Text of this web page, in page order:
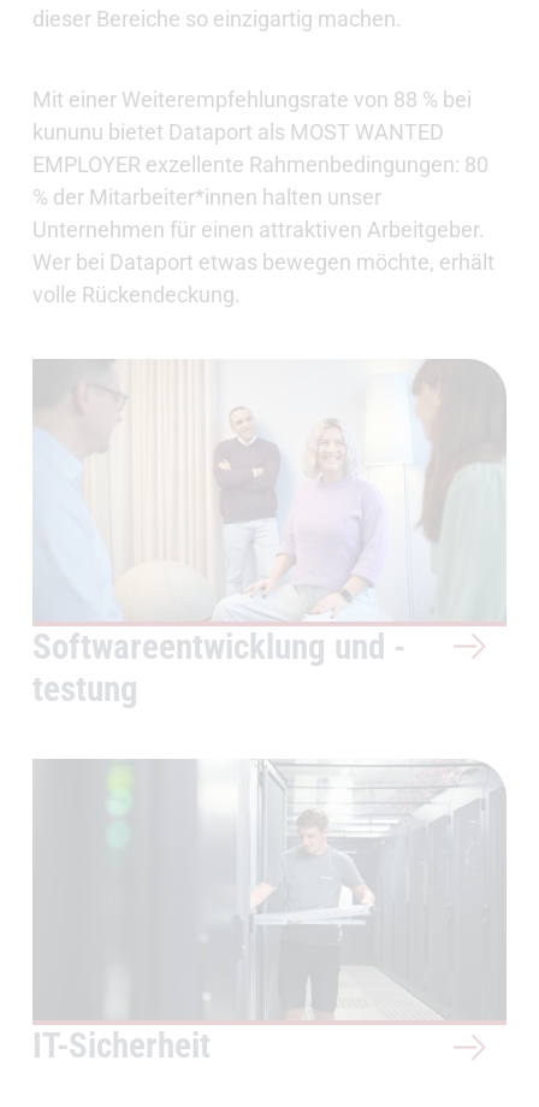
dieser Bereiche so einzigartig machen.
Mit einer Weiterempfehlungsrate von 88 % bei
kununu bietet Dataport als MOST WANTED
EMPLOYER exzellente Rahmenbedingungen: 80
% der Mitarbeiter*innen halten unser
Unternehmen für einen attraktiven Arbeitgeber.
Wer bei Dataport etwas bewegen möchte, erhält
volle Rückendeckung.
Softwareentwicklung und -
testung
IT-Sicherheit